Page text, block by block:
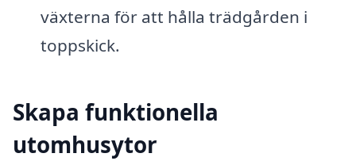
växterna för att hålla trädgården i
toppskick.
Skapa funktionella
utomhusytor